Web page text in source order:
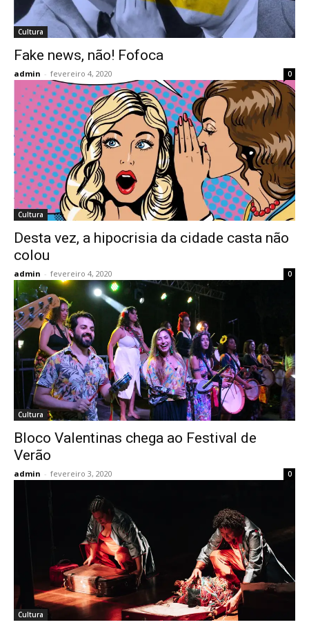
Cultura
Fake news, não! Fofoca
admin - fevereiro 4, 2020 0
Cultura
Desta vez, a hipocrisia da cidade casta não
colou
admin - fevereiro 4, 2020 0
Cultura
Bloco Valentinas chega ao Festival de
Verão
admin - fevereiro 3, 2020 0
Cultura